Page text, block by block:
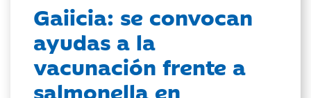
Gaiicia: se convocan
ayudas a la
vacunación frente a
salmonella en